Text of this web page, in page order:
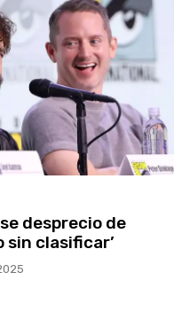
desprecio de
sin clasificar’